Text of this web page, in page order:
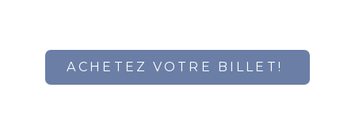
ACHETEZ VOTRE BILLET!